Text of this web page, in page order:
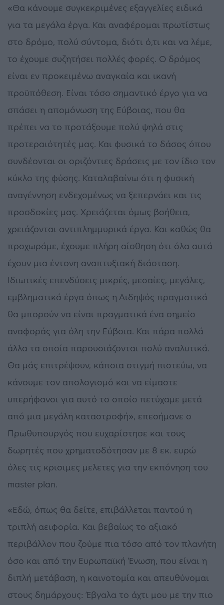
«Θα κάνουμε συγκεκριμένες εξαγγελίες ειδικά
για τα μεγάλα έργα. Και αναφέρομαι πρωτίστως
στο δρόμο, πολύ σύντομα, διότι ό,τι και να λέμε,
το έχουμε συζητήσει πολλές φορές. Ο δρόμος
είναι εν προκειμένω αναγκαία και ικανή
προϋπόθεση. Είναι τόσο σημαντικό έργο για να
σπάσει η απομόνωση της Εύβοιας, που θα
πρέπει να το προτάξουμε πολύ ψηλά στις
προτεραιότητές μας. Και φυσικά το δάσος όπου
συνδέονται οι οριζόντιες δράσεις με τον ίδιο τον
κύκλο της φύσης. Καταλαβαίνω ότι η φυσική
αναγέννηση ενδεχομένως να ξεπερνάει και τις
προσδοκίες μας. Χρειάζεται όμως βοήθεια,
χρειάζονται αντιπλημμυρικά έργα. Και καθώς θα
προχωράμε, έχουμε πλήρη αίσθηση ότι όλα αυτά
έχουν μια έντονη αναπτυξιακή διάσταση.
Ιδιωτικές επενδύσεις μικρές, μεσαίες, μεγάλες,
εμβληματικά έργα όπως η Αιδηψός πραγματικά
θα μπορούν να είναι πραγματικά ένα σημείο
αναφοράς για όλη την Εύβοια. Και πάρα πολλά
άλλα τα οποία παρουσιάζονται πολύ αναλυτικά.
Θα μάς επιτρέψουν, κάποια στιγμή πιστεύω, να
κάνουμε τον απολογισμό και να είμαστε
υπερήφανοι για αυτό το οποίο πετύχαμε μετά
από μια μεγάλη καταστροφή», επεσήμανε ο
Πρωθυπουργός που ευχαρίστησε και τους
δωρητές που χρηματοδότησαν με 8 εκ. ευρώ
όλες τις κρισιμες μελετες για την εκπόνηση του
master plan.
«Εδώ, όπως θα δείτε, επιβάλλεται παντού η
τριπλή αειφορία. Και βεβαίως το αξιακό
περιβάλλον που ζούμε πια τόσο από τον πλανήτη
όσο και από την Ευρωπαϊκή Ένωση, που είναι η
διπλή μετάβαση, η καινοτομία και απευθύνομαι
στους δημάρχους: Έβγαλα το άχτι μου με την πιο